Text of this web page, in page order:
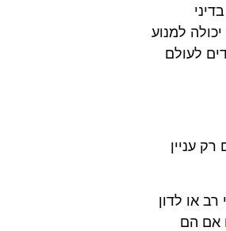
למנוע
לעולם
עניין
או לדון
אם הם